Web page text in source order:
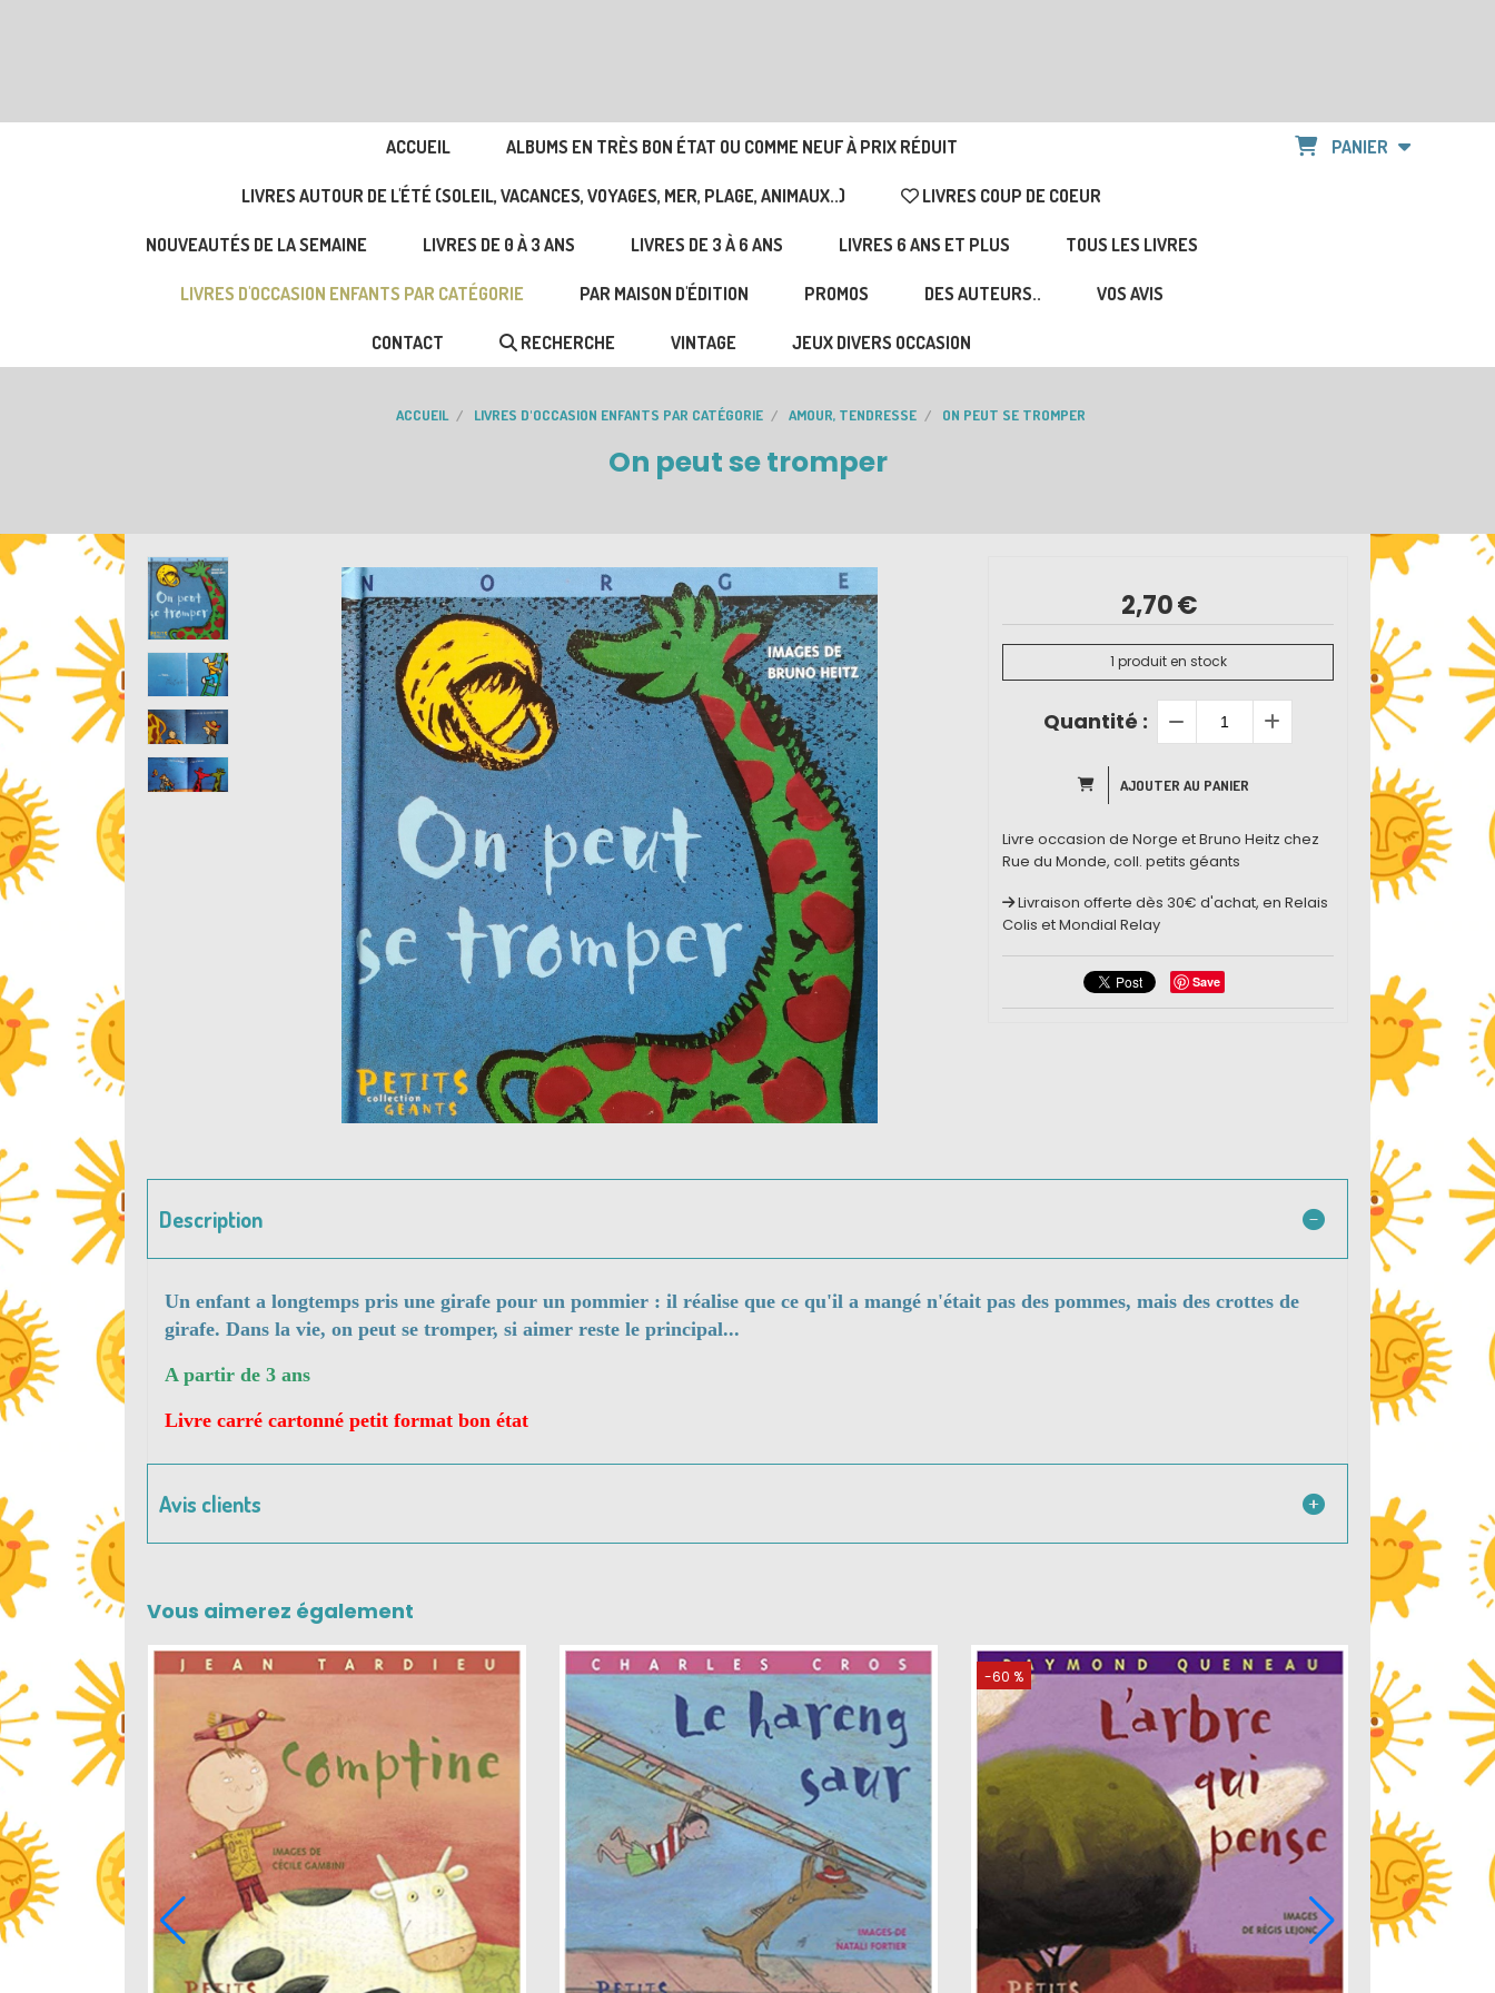
ACCUEIL ALBUMS EN TRÈS BON ÉTAT OU COMME NEUF À PRIX RÉDUIT
LIVRES AUTOUR DE L'ÉTÉ (SOLEIL, VACANCES, VOYAGES, MER, PLAGE, ANIMAUX..) LIVRES COUP DE COEUR
NOUVEAUTÉS DE LA SEMAINE LIVRES DE 0 À 3 ANS LIVRES DE 3 À 6 ANS LIVRES 6 ANS ET PLUS TOUS LES LIVRES
LIVRES D'OCCASION ENFANTS PAR CATÉGORIE PAR MAISON D'ÉDITION PROMOS DES AUTEURS.. VOS AVIS
CONTACT RECHERCHE VINTAGE JEUX DIVERS OCCASION
PANIER
ACCUEIL LIVRES D'OCCASION ENFANTS PAR CATÉGORIE AMOUR, TENDRESSE ON PEUT SE TROMPER
On peut se tromper
2,70€
1 produit en stock
Quantité :
AJOUTER AU PANIER
Livre occasion de Norge et Bruno Heitz chez
Rue du Monde, coll. petits géants
Livraison offerte dès 30€ d'achat, en Relais
Colis et Mondial Relay
Save
Description
Un enfant a longtemps pris une girafe pour un pommier : il réalise que ce qu'il a mangé n'était pas des pommes, mais des crottes de
girafe. Dans la vie, on peut se tromper, si aimer reste le principal...
A partir de 3 ans
Livre carré cartonné petit format bon état
Avis clients
Vous aimerez également
-60 % -60 %